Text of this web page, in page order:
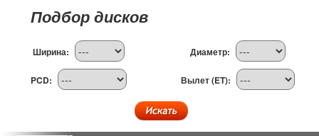
Подбор дисков
Ширина: Диаметр:
PCD: Вылет (ET):